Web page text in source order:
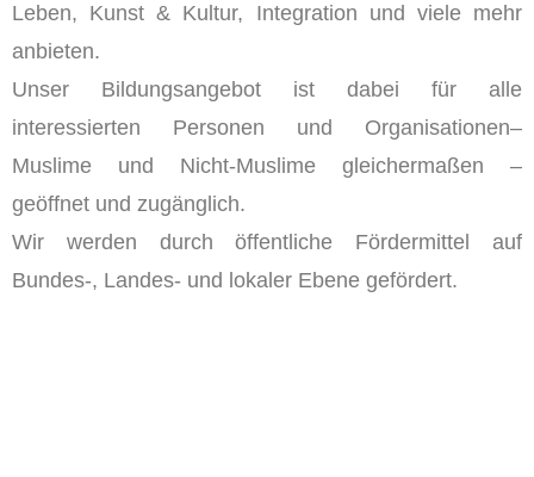
Leben, Kunst & Kultur, Integration und viele mehr
anbieten.
Unser Bildungsangebot ist dabei für alle
interessierten Personen und Organisationen–
Muslime und Nicht-Muslime gleichermaßen –
geöffnet und zugänglich.
Wir werden durch öffentliche Fördermittel auf
Bundes-, Landes- und lokaler Ebene gefördert.